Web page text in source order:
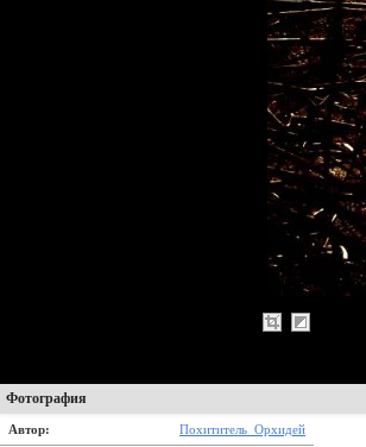
Фотография
Автор: Похититель_Орхидей